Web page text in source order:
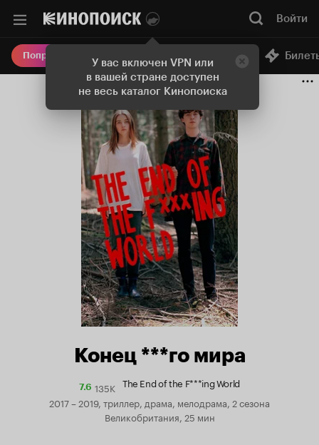
У вас включен VPN или
в вашей стране доступен
не весь каталог Кинопоиска
Войти
Попробовать Плюс Онлайн-кинотеатр
Конец ***го мира
7.6Рейтинг
Кинопоиска
135K The End of the F***ing World
2017 – 2019, триллер, драма, мелодрама, 2 сезона
Великобритания, 25 мин